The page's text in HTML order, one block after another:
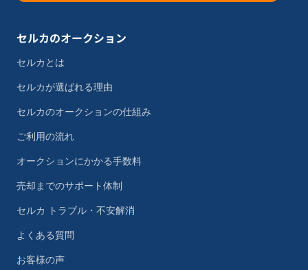
セルカのオークション
セルカとは
セルカが選ばれる理由
セルカのオークションの仕組み
ご利用の流れ
オークションにかかる手数料
売却までのサポート体制
セルカ トラブル・不安解消
よくある質問
お客様の声